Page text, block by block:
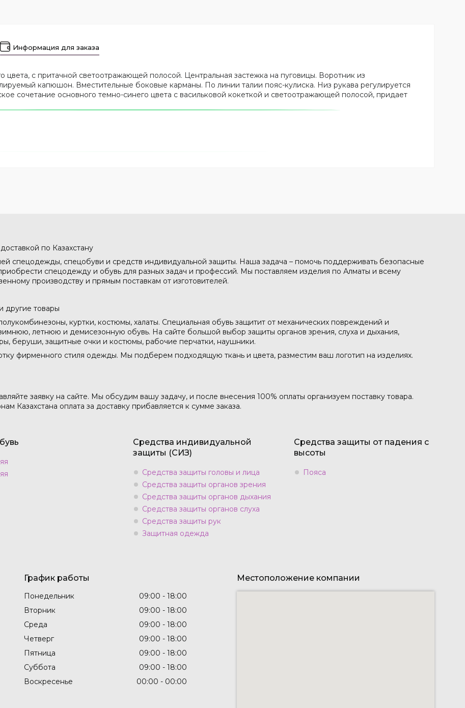
Информация для заказа
цвета, с притачной светоотражающей полосой. Центральная застежка на пуговицы. Воротник из
капюшон. Вместительные боковые карманы. По линии талии пояс-кулиска. Низ рукава регулируется
сочетание основного темно-синего цвета с васильковой кокеткой и светоотражающей полосой, придает
по Казахстану
спецодежды, спецобуви и средств индивидуальной защиты. Наша задача – помочь поддерживать безопасные
спецодежду и обувь для разных задач и профессий. Мы поставляем изделия по Алматы и всему
производству и прямым поставкам от изготовителей.
другие товары
куртки, костюмы, халаты. Специальная обувь защитит от механических повреждений и
летнюю и демисезонную обувь. На сайте большой выбор защиты органов зрения, слуха и дыхания,
беруши, защитные очки и костюмы, рабочие перчатки, наушники.
фирменного стиля одежды. Мы подберем подходящую ткань и цвета, разместим ваш логотип на изделиях.
заявку на сайте. Мы обсудим вашу задачу, и после внесения 100% оплаты организуем поставку товара.
Казахстана оплата за доставку прибавляется к сумме заказа.
Средства индивидуальной
защиты (СИЗ)
Средства защиты головы и лица
Средства защиты органов зрения
Средства защиты органов дыхания
Средства защиты органов слуха
Средства защиты рук
Защитная одежда
Средства защиты от падения с
высоты
Пояса
График работы
Понедельник 09:00
18:00
Вторник
09:00
18:00
Среда
09:00
18:00
Четверг
09:00
18:00
Пятница
09:00
18:00
Суббота
09:00
18:00
Воскресенье
00:00 00:00
Местоположение компании